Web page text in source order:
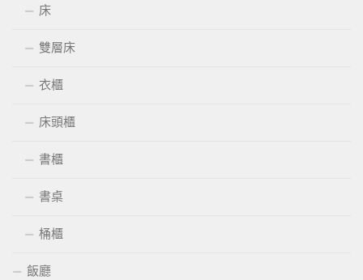
床
雙層床
衣櫃
床頭櫃
書櫃
書桌
桶櫃
飯廳